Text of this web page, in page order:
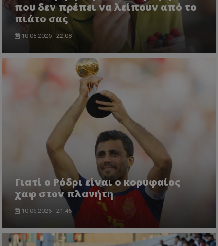
που δεν πρέπει να λείπουν από το
πιάτο σας
10.08.2026 - 22:08
Γιατί ο Ρόδρι είναι ο κορυφαίος
χαφ στον πλανήτη
10.08.2026 - 21:45